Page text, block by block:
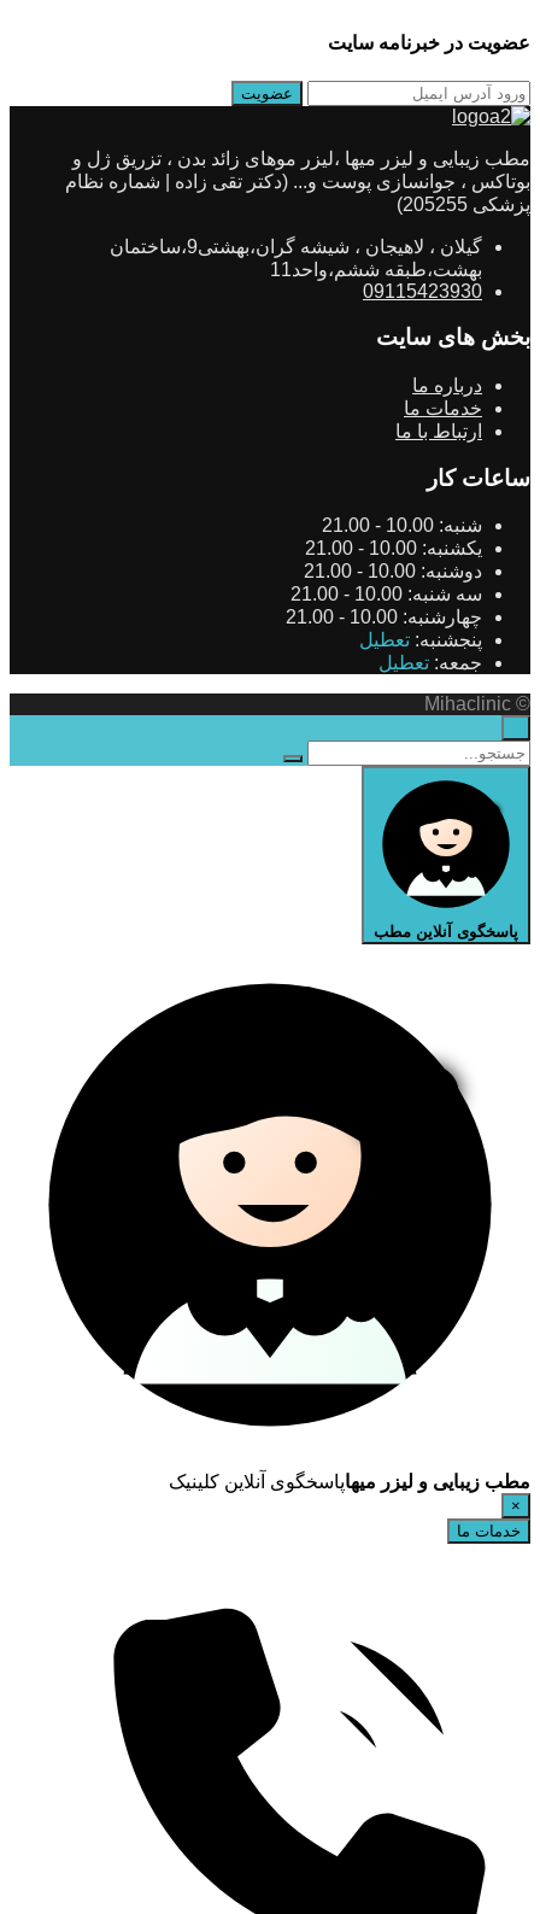
عضویت در خبرنامه سایت
مطب زیبایی و لیزر میها ،لیزر موهای زائد بدن ، تزریق ژل و
بوتاکس ، جوانسازی پوست و... (دکتر تقی زاده | شماره نظام
پزشکی 205255)
گیلان ، لاهیجان ، شیشه گران،بهشتی9،ساختمان
بهشت،طبقه ششم،واحد11
09115423930
بخش های سایت
درباره ما
خدمات ما
ارتباط با ما
ساعات کار
شنبه: 10.00 - 21.00
یکشنبه: 10.00 - 21.00
دوشنبه: 10.00 - 21.00
سه شنبه: 10.00 - 21.00
چهارشنبه: 10.00 - 21.00
پنجشنبه: تعطیل
جمعه: تعطیل
© Mihaclinic
پاسخگوی آنلاین مطب
مطب زیبایی و لیزر میهاپاسخگوی آنلاین کلینیک
×
خدمات ما